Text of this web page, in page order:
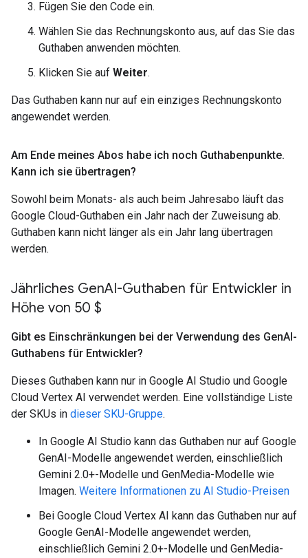
Fügen Sie den Code ein.
Wählen Sie das Rechnungskonto aus, auf das Sie das
Guthaben anwenden möchten.
Klicken Sie auf Weiter.
Das Guthaben kann nur auf ein einziges Rechnungskonto
angewendet werden.
Am Ende meines Abos habe ich noch Guthabenpunkte.
Kann ich sie übertragen?
Sowohl beim Monats- als auch beim Jahresabo läuft das
Google Cloud-Guthaben ein Jahr nach der Zuweisung ab.
Guthaben kann nicht länger als ein Jahr lang übertragen
werden.
Jährliches GenAI-Guthaben für Entwickler in
Höhe von 50 $
Gibt es Einschränkungen bei der Verwendung des GenAI-
Guthabens für Entwickler?
Dieses Guthaben kann nur in Google AI Studio und Google
Cloud Vertex AI verwendet werden. Eine vollständige Liste
der SKUs in dieser SKU-Gruppe.
In Google AI Studio kann das Guthaben nur auf Google
GenAI-Modelle angewendet werden, einschließlich
Gemini 2.0+-Modelle und GenMedia-Modelle wie
Imagen. Weitere Informationen zu AI Studio-Preisen
Bei Google Cloud Vertex AI kann das Guthaben nur auf
Google GenAI-Modelle angewendet werden,
einschließlich Gemini 2.0+-Modelle und GenMedia-